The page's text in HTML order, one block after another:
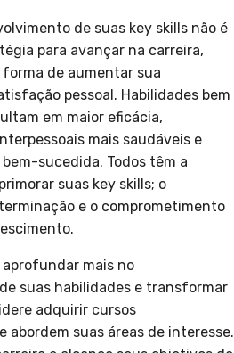
de suas key skills não é
para avançar na carreira,
de aumentar sua
pessoal. Habilidades bem
em maior eficácia,
mais saudáveis e
sucedida. Todos têm a
suas key skills; o
e o comprometimento
aprofundar mais no
suas habilidades e transformar
adquirir cursos
abordem suas áreas de interesse.